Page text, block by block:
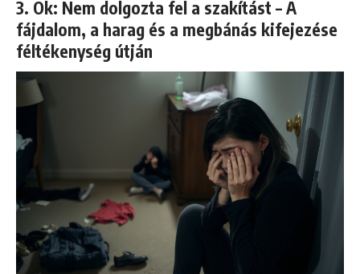
3. Ok: Nem dolgozta fel a szakítást – A
fájdalom, a harag és a megbánás kifejezése
féltékenység útján